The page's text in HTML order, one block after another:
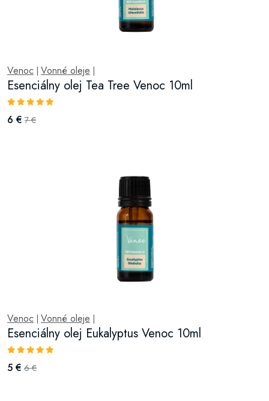
Venoc Vonné oleje
Esenciálny olej Tea Tree Venoc 10ml
6 € 7 €
Venoc Vonné oleje
Esenciálny olej Eukalyptus Venoc 10ml
5 € 6 €